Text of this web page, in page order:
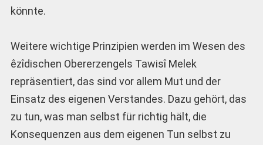
könnte.
Weitere wichtige Prinzipien werden im Wesen des
êzîdischen Obererzengels Tawisî Melek
repräsentiert, das sind vor allem Mut und der
Einsatz des eigenen Verstandes. Dazu gehört, das
zu tun, was man selbst für richtig hält, die
Konsequenzen aus dem eigenen Tun selbst zu